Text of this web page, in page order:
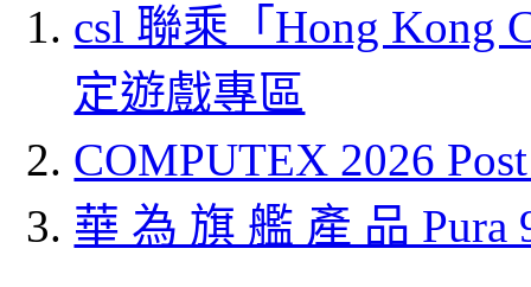
csl 聯乘「Hong Kong
定遊戲專區
COMPUTEX 2026
華 為 旗 艦 產 品 Pura